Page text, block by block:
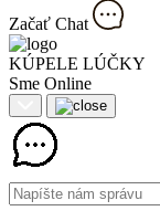
Začať Chat
KÚPELE LÚČKY
Sme Online